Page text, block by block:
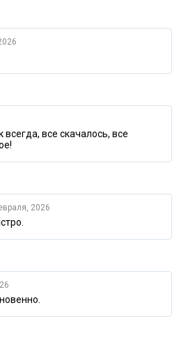
все скачалось, все
2026